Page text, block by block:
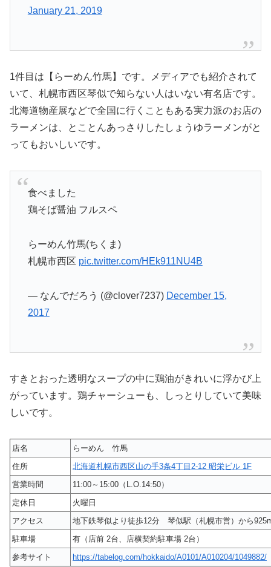
January 21, 2019
1件目は【らーめん竹馬】です。メディアでも紹介されて
いて、札幌市西区琴似で知らない人はいない有名店です。
北海道物産展などで全国に行くこともある実力派のお店の
ラーメンは、とことんあっさりしたしょうゆラーメンがと
ってもおいしいです。
食べました
鶏そば醤油 フルスペ
らーめん竹馬(ちくま)
札幌市西区 pic.twitter.com/HEk911NU4B
— なんでだろう (@clover7237) December 15,
2017
すきとおった透明なスープの中に鶏油がきれいに浮かび上
がっています。鶏チャーシューも、しっとりしていて美味
しいです。
店名
らーめん 竹馬
住所
北海道札幌市西区山の手3条4丁目2-12 昭栄ビル 1F
営業時間
11:00～15:00（L.O.14:50）
定休日
火曜日
アクセス
地下鉄琴似より徒歩12分 琴似駅（札幌市営）から
駐車場
有（店前 2台、店横契約駐車場 2台）
参考サイト
https://tabelog.com/hokkaido/A0101/A010204/1049882/